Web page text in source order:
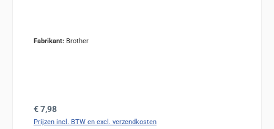
Fabrikant: Brother
Normale prijs:
€ 7,98
Prijzen incl. BTW en excl. verzendkosten